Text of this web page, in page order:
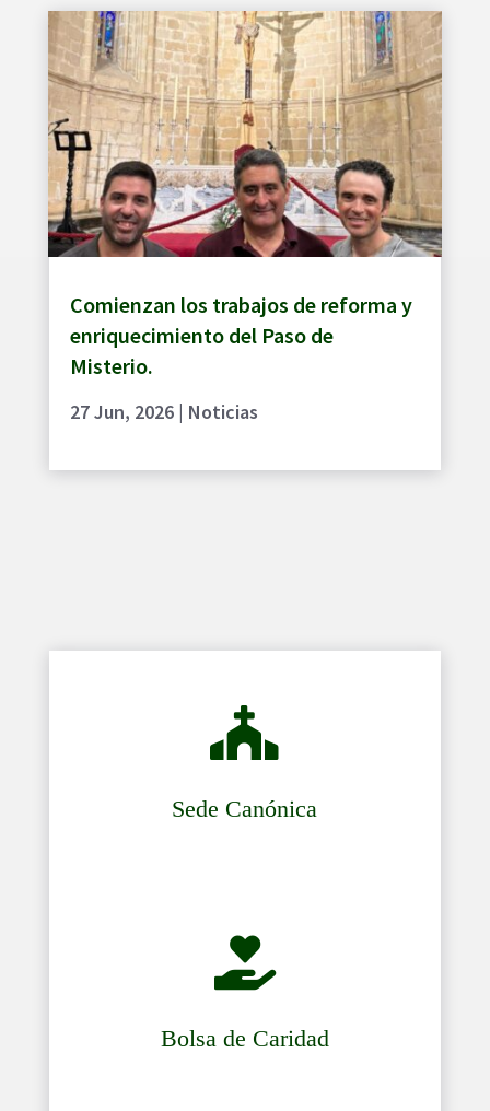
Comienzan los trabajos de reforma y
enriquecimiento del Paso de
Misterio.
27 Jun, 2026| Noticias

Sede Canónica

Bolsa de Caridad